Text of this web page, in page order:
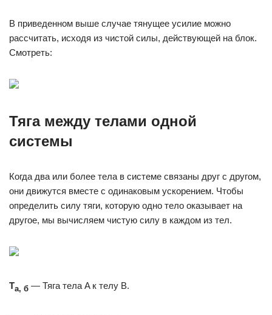
В приведенном выше случае тянущее усилие можно
рассчитать, исходя из чистой силы, действующей на блок.
Смотреть:
Тяга между телами одной
системы
Когда два или более тела в системе связаны друг с другом,
они движутся вместе с одинаковым ускорением. Чтобы
определить силу тяги, которую одно тело оказывает на
другое, мы вычисляем чистую силу в каждом из тел.
Та, б — Тяга тела A к телу B.